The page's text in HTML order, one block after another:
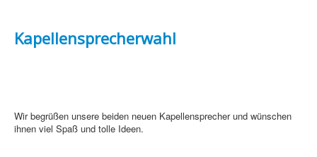
Kapellensprecherwahl
Wir begrüßen unsere beiden neuen Kapellensprecher und wünschen
ihnen viel Spaß und tolle Ideen.